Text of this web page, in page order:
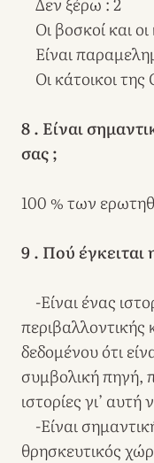
Οι βοσκοί και
Είναι
Οι κάτοικοι
8 . Είναι
σας ;
100 % των
9 . Πού έγκειται
-Είναι ένας
δεδομένου ότι
συμβολική πηγή,
ιστορίες γι’
-Είναι
θρησκευτικός